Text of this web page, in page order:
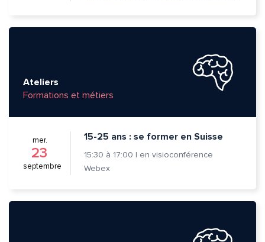
Ateliers
Formations et métiers
mer.
23
septembre
15-25 ans : se former en Suisse
15:30 à 17:00 | en visioconférence
Webex